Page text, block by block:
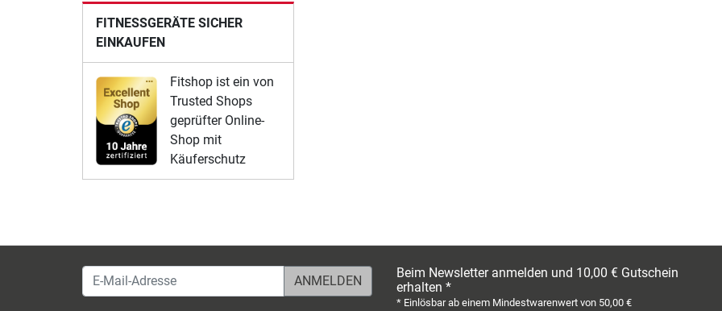
FITNESSGERÄTE SICHER
EINKAUFEN
Fitshop ist ein von
Trusted Shops
geprüfter Online-
Shop mit
Käuferschutz
E-Mail-Adresse
Beim Newsletter anmelden und 10,00 € Gutschein
erhalten *
* Einlösbar ab einem Mindestwarenwert von 50,00 €